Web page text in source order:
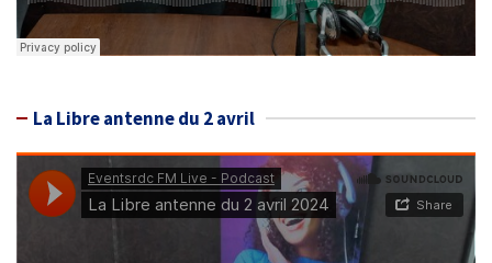
La Libre antenne du 2 avril